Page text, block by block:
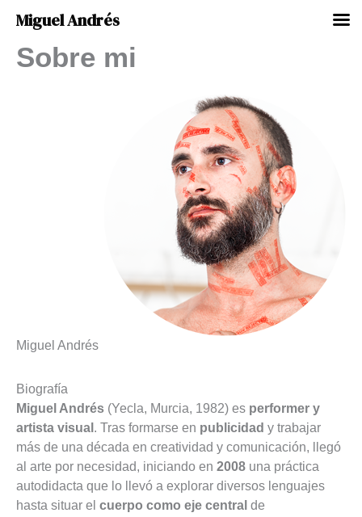
Sobre mi
Miguel Andrés
Biografía
Miguel Andrés (Yecla, Murcia, 1982) es performer y
artista visual . Tras formarse en publicidad y trabajar
más de una década en creatividad y comunicación, llegó
al arte por necesidad, iniciando en 2008 una práctica
autodidacta que lo llevó a explorar diversos lenguajes
hasta situar el cuerpo como eje central de
Miguel Andrés